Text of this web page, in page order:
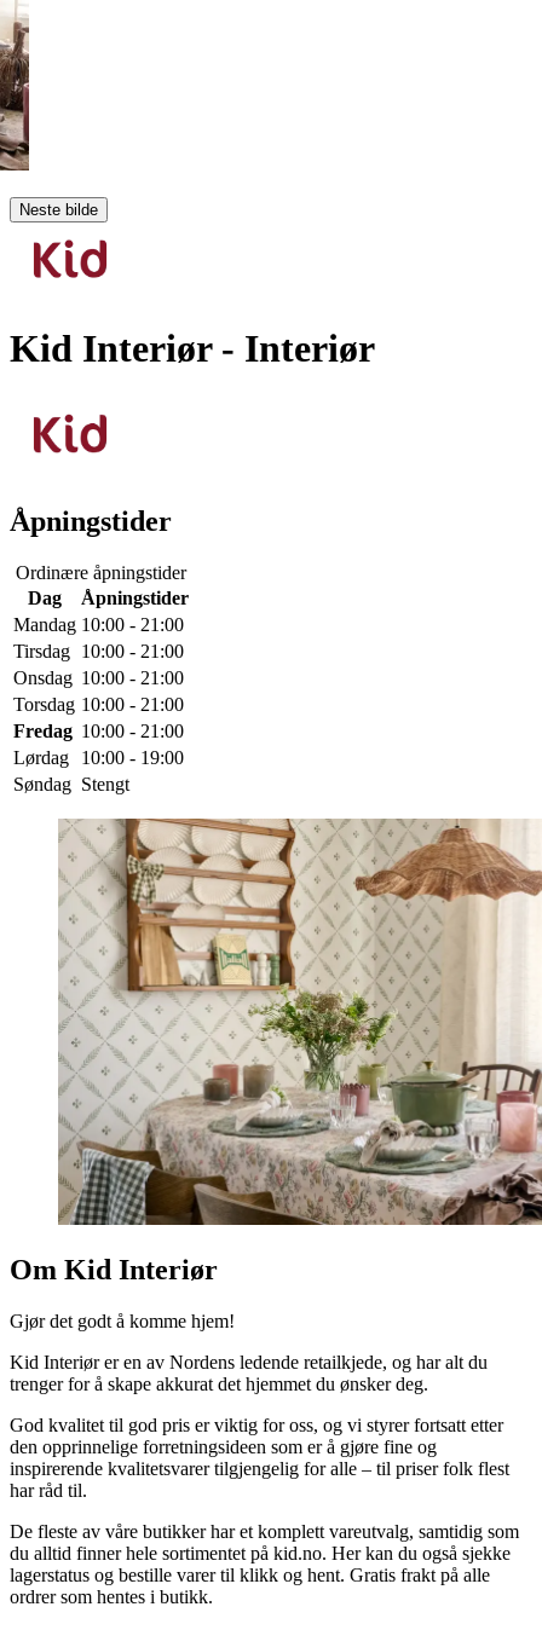
Neste bilde
Kid Interiør - Interiør
Åpningstider
Ordinære åpningstider
Dag
Åpningstider
Mandag 10:00 - 21:00
Tirsdag 10:00 - 21:00
Onsdag 10:00 - 21:00
Torsdag 10:00 - 21:00
Fredag 10:00 - 21:00
Lørdag
10:00 - 19:00
Søndag Stengt
Om Kid Interiør
Gjør det godt å komme hjem!
Kid Interiør er en av Nordens ledende retailkjede, og har alt du
trenger for å skape akkurat det hjemmet du ønsker deg.
God kvalitet til god pris er viktig for oss, og vi styrer fortsatt etter
den opprinnelige forretningsideen som er å gjøre fine og
inspirerende kvalitetsvarer tilgjengelig for alle – til priser folk flest
har råd til.
De fleste av våre butikker har et komplett vareutvalg, samtidig som
du alltid finner hele sortimentet på kid.no. Her kan du også sjekke
lagerstatus og bestille varer til klikk og hent. Gratis frakt på alle
ordrer som hentes i butikk.